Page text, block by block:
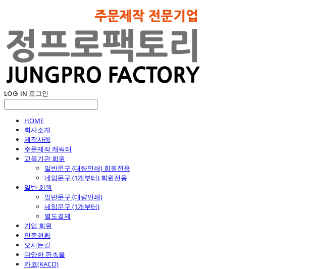
LOG IN 로그인
HOME
회사소개
제작사례
주문제작 캐릭터
교육기관 회원
일반문구 (대량인쇄) 회원전용
네임문구 (1개부터) 회원전용
일반 회원
일반문구 (대량인쇄)
네임문구 (1개부터)
별도결제
기업 회원
인증현황
오시는길
다양한 판촉물
카코(KACO)